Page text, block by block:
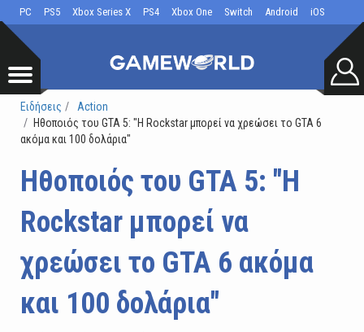
PC PS5 Xbox Series X PS4 Xbox One Switch Android iOS
Ειδήσεις
Action
Ηθοποιός του GTA 5: "Η Rockstar μπορεί να χρεώσει το GTA 6
ακόμα και 100 δολάρια"
Ηθοποιός του GTA 5: "Η
Rockstar μπορεί να
χρεώσει το GTA 6 ακόμα
και 100 δολάρια"